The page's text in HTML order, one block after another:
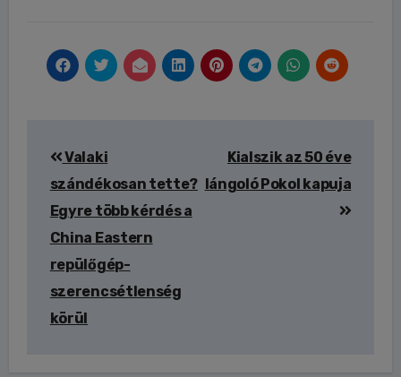
navigáció
Valaki
szándékosan tette?
Egyre több kérdés a
China Eastern
repülőgép-
szerencsétlenség
körül
Kialszik az 50 éve
lángoló Pokol kapuja